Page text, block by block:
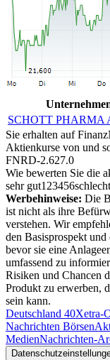
SCHOTT PHARMA
Sie erhalten auf
Aktienkurse von und
FNRD-2.627.0
Wie bewerten Sie die
sehr gut1 23456schlecht
Werbehinweise: Die
ist nicht als ihre
verstehen. Wir
den Basisprospekt
bevor sie eine
umfassend zu
Risiken und Chancen
Produkt zu erwerben,
sein kann.
Deutschland 40Xetra-
Nachrichten Börsen
MedienNachrichten-